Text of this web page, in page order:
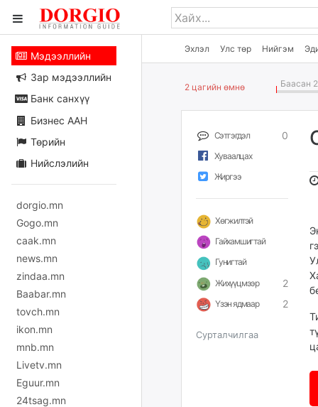
Эхлэл Улс төр Нийгэм
Мэдээллийн
Зар мэдээллийн
Банк санхүү
Бизнес ААН
Төрийн
Нийслэлийн
dorgio.mn
Gogo.mn
caak.mn
news.mn
zindaa.mn
Baabar.mn
tovch.mn
ikon.mn
mnb.mn
Livetv.mn
Eguur.mn
24tsag.mn
2 цагийн өмнө Баасан
Сэтгэгдэл 0
Хуваалцах
Жиргээ
Хөгжилтэй
Гайхамшигтай
Гунигтай
Жихүүцмээр
2
Үзэн ядмаар 2
Сурталчилгаа